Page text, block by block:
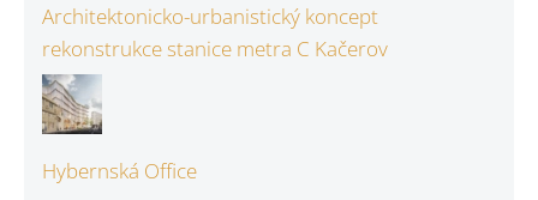
Architektonicko-urbanistický koncept
rekonstrukce stanice metra C Kačerov
Hybernská Office